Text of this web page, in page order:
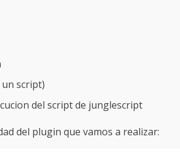
script)
del script de junglescript
del plugin que vamos a realizar: